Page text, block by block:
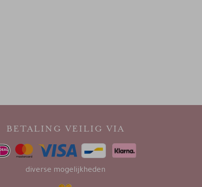
BETALING VEILIG VIA
diverse mogelijkheden